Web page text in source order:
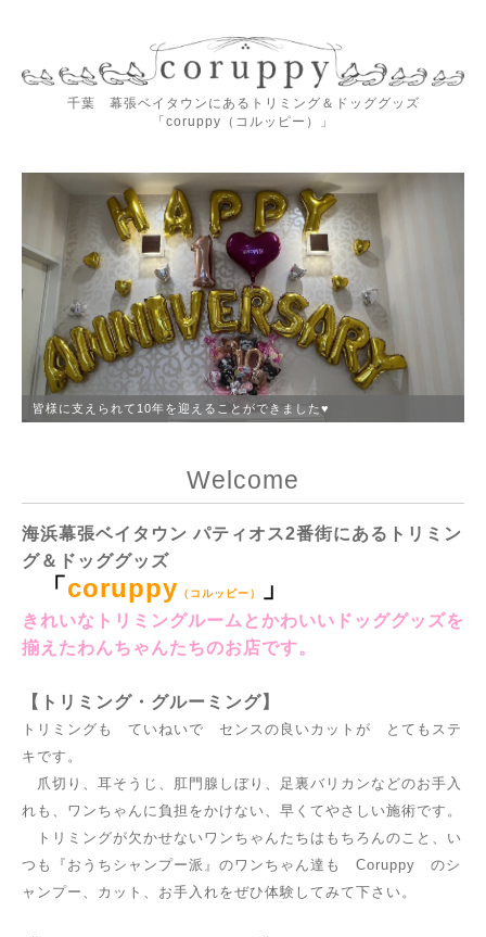
千葉 幕張ベイタウンにあるトリミング＆ドッググッズ
「coruppy（コルッピー）」
皆様に支えられて10年を迎えることができました♥️
Welcome
海浜幕張ベイタウン パティオス2番街にあるトリミン
グ＆ドッググッズ
「coruppy （コルッピー） 」
きれいなトリミングルームとかわいいドッググッズを
揃えたわんちゃんたちのお店です。
【トリミング・グルーミング】
トリミングも ていねいで センスの良いカットが とてもステ
キです。
爪切り、耳そうじ、肛門腺しぼり、足裏バリカンなどのお手入
れも、ワンちゃんに負担をかけない、早くてやさしい施術です。
トリミングが欠かせないワンちゃんたちはもちろんのこと、い
つも『おうちシャンプー派』のワンちゃん達も Coruppy のシ
ャンプー、カット、お手入れをぜひ体験してみて下さい。